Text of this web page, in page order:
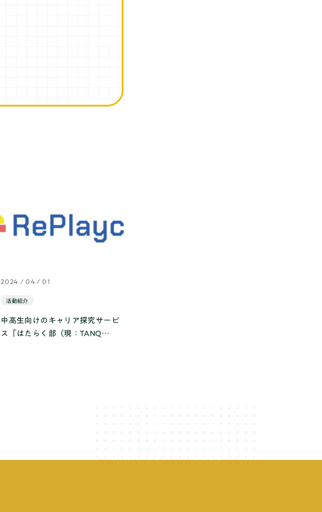
2024 / 04 / 01
活動紹介
中高生向けのキャリア探究サービ
ス「はたらく部（現：TANQ